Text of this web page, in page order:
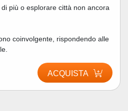
più o esplorare città non ancora
coinvolgente, rispondendo alle
ACQUISTA